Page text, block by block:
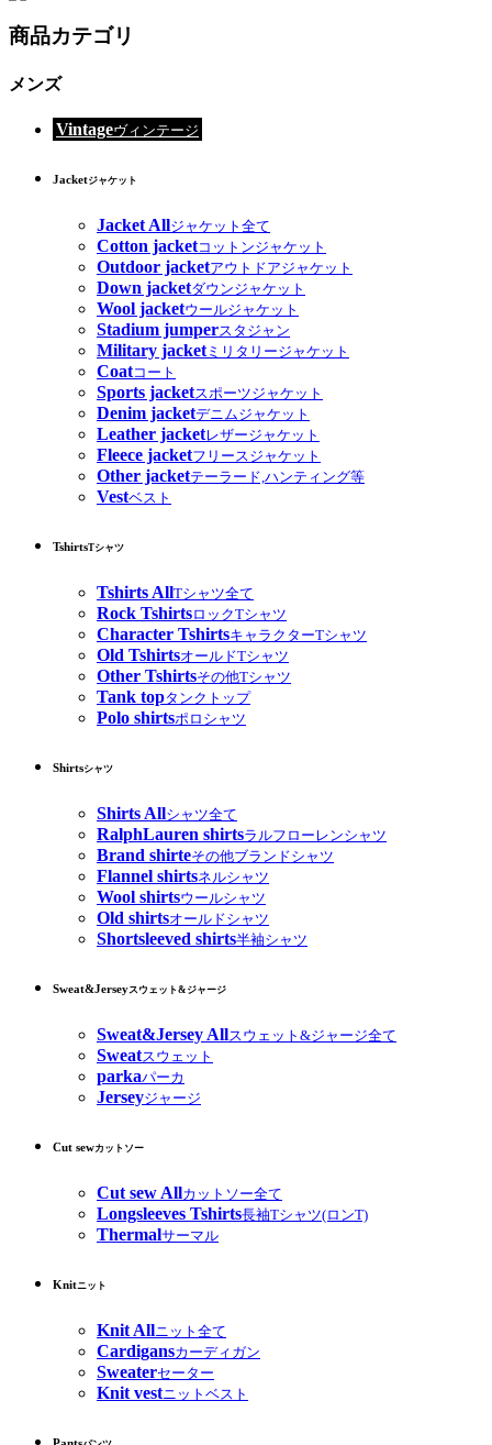
商品カテゴリ
メンズ
Vintageヴィンテージ
Jacketジャケット
Jacket Allジャケット全て
Cotton jacketコットンジャケット
Outdoor jacketアウトドアジャケット
Down jacketダウンジャケット
Wool jacketウールジャケット
Stadium jumperスタジャン
Military jacketミリタリージャケット
Coatコート
Sports jacketスポーツジャケット
Denim jacketデニムジャケット
Leather jacketレザージャケット
Fleece jacketフリースジャケット
Other jacketテーラード,ハンティング等
Vestベスト
TshirtsTシャツ
Tshirts AllTシャツ全て
Rock TshirtsロックTシャツ
Character TshirtsキャラクターTシャツ
Old TshirtsオールドTシャツ
Other Tshirtsその他Tシャツ
Tank topタンクトップ
Polo shirtsポロシャツ
Shirtsシャツ
Shirts Allシャツ全て
RalphLauren shirtsラルフローレンシャツ
Brand shirteその他ブランドシャツ
Flannel shirtsネルシャツ
Wool shirtsウールシャツ
Old shirtsオールドシャツ
Shortsleeved shirts半袖シャツ
Sweat&Jerseyスウェット&ジャージ
Sweat&Jersey Allスウェット&ジャージ全て
Sweatスウェット
parkaパーカ
Jerseyジャージ
Cut sewカットソー
Cut sew Allカットソー全て
Longsleeves Tshirts長袖Tシャツ(ロンT)
Thermalサーマル
Knitニット
Knit Allニット全て
Cardigansカーディガン
Sweaterセーター
Knit vestニットベスト